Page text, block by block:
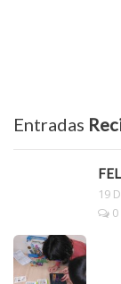
Entradas
19